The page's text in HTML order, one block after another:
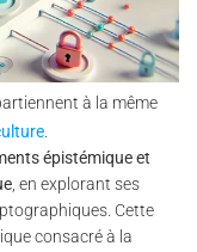
à la même
.
épistémique et
, en explorant ses
Cette
consacré à la